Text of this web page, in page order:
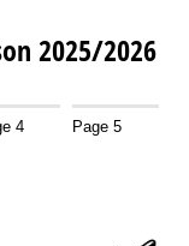
2025/2026
4 Page 5